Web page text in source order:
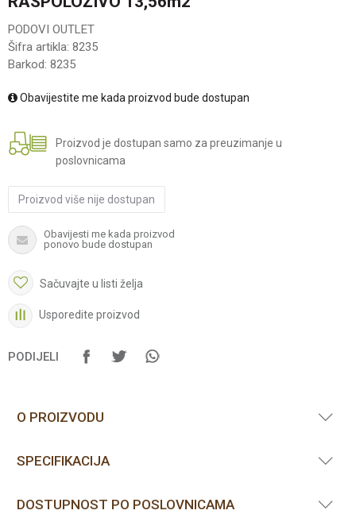
PODOVI OUTLET
Šifra artikla: 8235
Barkod: 8235
Obavijestite me kada proizvod bude dostupan
Proizvod je dostupan samo za preuzimanje u
poslovnicama
Proizvod više nije dostupan
Obavijesti me kada proizvod
ponovo bude dostupan
Sačuvajte u listi želja
Usporedite proizvod
PODIJELI
O PROIZVODU
SPECIFIKACIJA
DOSTUPNOST PO POSLOVNICAMA